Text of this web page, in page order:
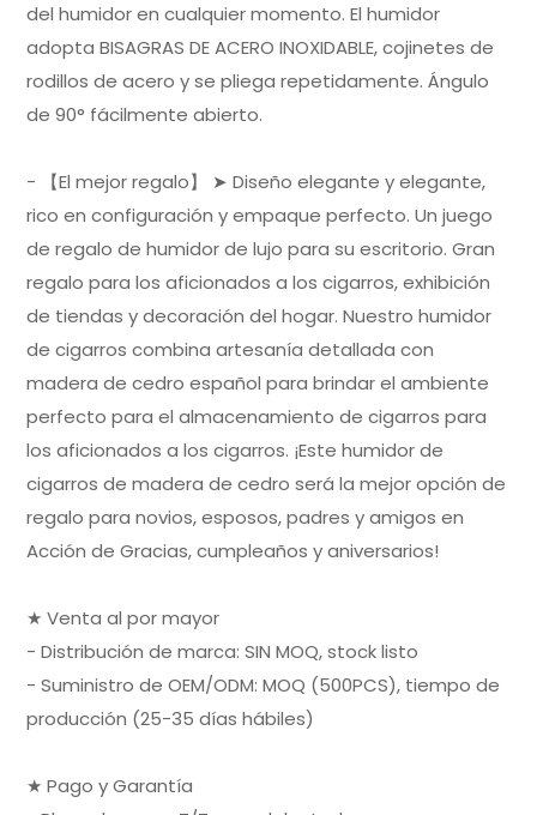
del humidor en cualquier momento. El humidor
adopta BISAGRAS DE ACERO INOXIDABLE, cojinetes de
rodillos de acero y se pliega repetidamente. Ángulo
de 90° fácilmente abierto.
- 【El mejor regalo】 ➤ Diseño elegante y elegante,
rico en configuración y empaque perfecto. Un juego
de regalo de humidor de lujo para su escritorio. Gran
regalo para los aficionados a los cigarros, exhibición
de tiendas y decoración del hogar. Nuestro humidor
de cigarros combina artesanía detallada con
madera de cedro español para brindar el ambiente
perfecto para el almacenamiento de cigarros para
los aficionados a los cigarros. ¡Este humidor de
cigarros de madera de cedro será la mejor opción de
regalo para novios, esposos, padres y amigos en
Acción de Gracias, cumpleaños y aniversarios!
★ Venta al por mayor
- Distribución de marca: SIN MOQ, stock listo
- Suministro de OEM/ODM: MOQ (500PCS), tiempo de
producción (25-35 días hábiles)
★ Pago y Garantía